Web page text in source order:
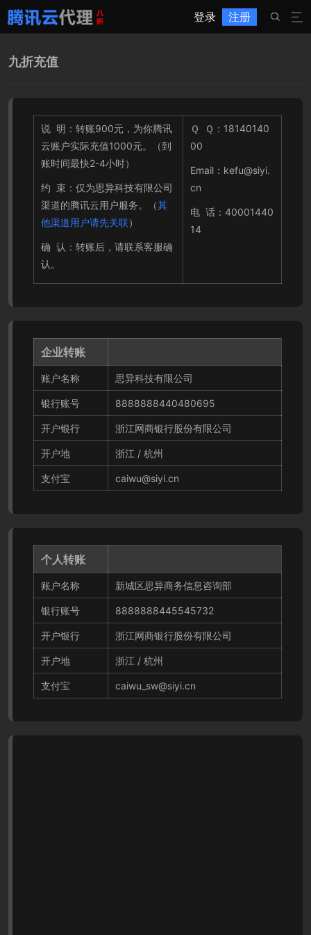
登录 注册 

九折充值
说 明：转账900元，为你腾讯
云账户实际充值1000元。（到
账时间最快2-4小时）
约 束：仅为思异科技有限公司
渠道的腾讯云用户服务。（其
他渠道用户请先关联）
确 认：转账后，请联系客服确
认。
Ｑ Ｑ：18140140
00
Email：kefu@siyi.
cn
电 话：40001440
14
企业转账
账户名称 思异科技有限公司
银行账号 8888888440480695
开户银行 浙江网商银行股份有限公司
开户地 浙江 / 杭州
支付宝 caiwu@siyi.cn
个人转账
账户名称 新城区思异商务信息咨询部
银行账号 8888888445545732
开户银行 浙江网商银行股份有限公司
开户地 浙江 / 杭州
支付宝 caiwu_sw@siyi.cn